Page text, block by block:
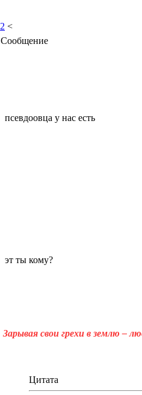
2 <
Сообщение
псевдоовца у нас есть
эт ты кому?
Зарывая свои грехи в землю –
Цитата